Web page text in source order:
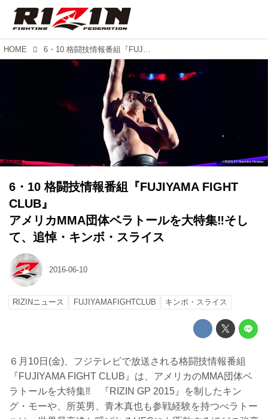
HOME 6・10 格闘技情報番組『FUJIYAMA FIGHT CLUB』 アメリカMMA団体ベラトールを大特集‼︎そして、追悼・キンボ・スライス
6・10 格闘技情報番組『FUJIYAMA FIGHT
CLUB』
アメリカMMA団体ベラトールを大特集‼︎そし
て、追悼・キンボ・スライス
2016-06-10
RIZINニュース FUJIYAMAFIGHTCLUB キンボ・スライス
６月10日(金)、フジテレビで放送される格闘技情報番組
『FUJIYAMA FIGHT CLUB』は、アメリカのMMA団体ベ
ラトールを大特集‼︎ 『RIZIN GP 2015』を制したキン
グ・モーや、所英男、青木真也も参戦経験を持つべラトー